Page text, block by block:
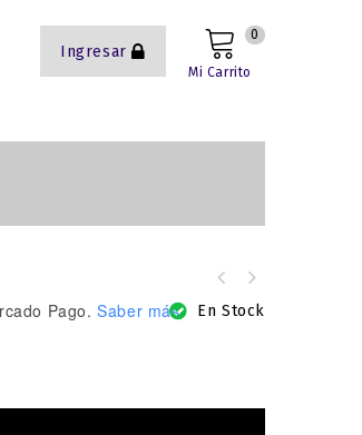
Ingresar
Mi Carrito
0
En Stock
Pago. Saber más